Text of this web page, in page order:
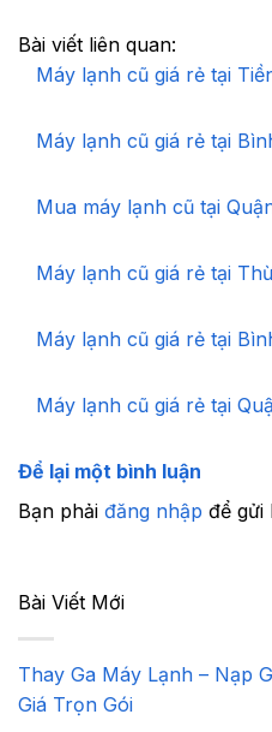
Bài viết liên quan:
Máy lạnh cũ giá rẻ tại
Máy lạnh cũ giá rẻ tại
Mua máy lạnh cũ tại
Máy lạnh cũ giá rẻ tại
Máy lạnh cũ giá rẻ tại
Máy lạnh cũ giá rẻ tại
Để lại một bình luận
Bạn phải đăng nhập để gửi
Bài Viết Mới
Thay Ga Máy Lạnh – Nạp
Giá Trọn Gói